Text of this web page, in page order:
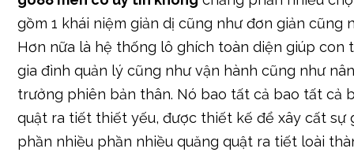
gồm 1 khái niệm giản dị cũng như đơn giản cũng
Hơn nữa là hệ thống lô ghích toàn diện giúp con
gia đình quản lý cũng như vận hành cũng như
trưởng phiên bản thân. Nó bao tất cả bao tất cả
quật ra tiết thiết yếu, được thiết kế để xây cất sự
phần nhiều phần nhiều quăng quật ra tiết loài